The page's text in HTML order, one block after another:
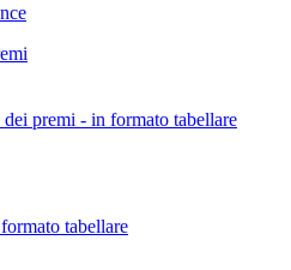
premi - in formato tabellare
tabellare